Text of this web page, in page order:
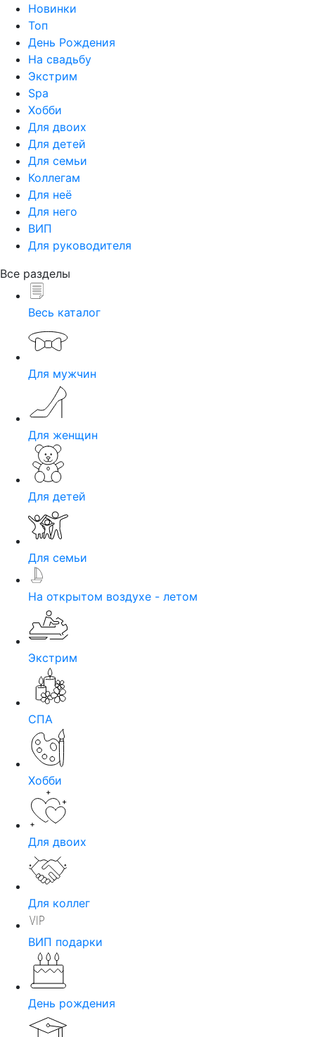
Новинки
Топ
День Рождения
На свадьбу
Экстрим
Spa
Хобби
Для двоих
Для детей
Для семьи
Коллегам
Для неё
Для него
ВИП
Для руководителя
Все разделы
Весь каталог
Для мужчин
Для женщин
Для детей
Для семьи
На открытом воздухе - летом
Экстрим
СПА
Хобби
Для двоих
Для коллег
ВИП подарки
День рождения